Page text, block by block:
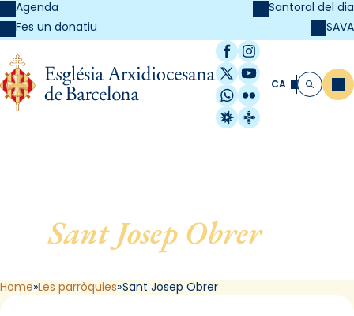
Agenda
Fes un donatiu
Santoral del dia
SAVA
Facebook
Instagram
X / Twitter
YouTube
WhatsApp
Flickr
Radio Estel
Catalunya
CA Cerca
Sant Josep Obrer, de
Barcelona
Home Les parròquies Sant Josep Obrer